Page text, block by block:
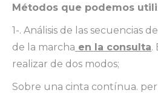
Métodos que podemos
1-. Análisis de las secuencias
de la marcha en la consulta.
realizar de dos modos;
Sobre una cinta contínua.